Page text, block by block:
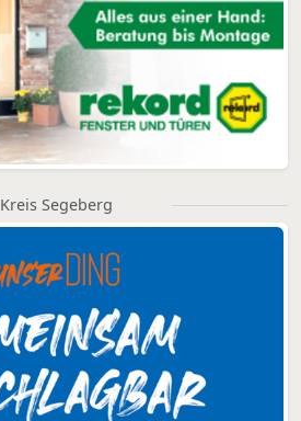
Kreis Segeberg